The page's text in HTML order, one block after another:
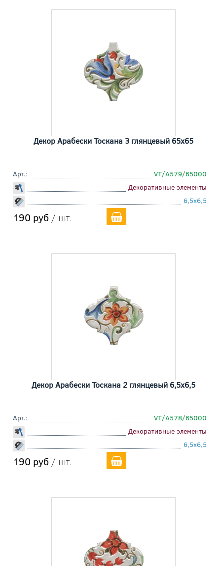
Декор Арабески Тоскана 3 глянцевый 65x65
Арт.:
VT/A579/65000
Декоративные элементы
6,5x6,5
190 руб / шт.
Декор Арабески Тоскана 2 глянцевый 6,5x6,5
Арт.:
VT/A578/65000
Декоративные элементы
6,5x6,5
190 руб / шт.